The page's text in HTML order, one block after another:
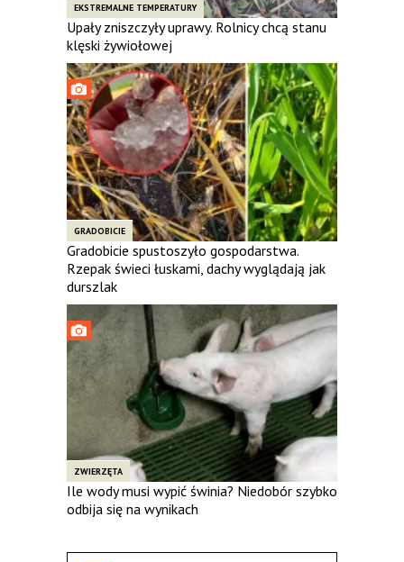
EKSTREMALNE TEMPERATURY
Upały zniszczyły uprawy. Rolnicy chcą stanu
klęski żywiołowej
GRADOBICIE
Gradobicie spustoszyło gospodarstwa.
Rzepak świeci łuskami, dachy wyglądają jak
durszlak
ZWIERZĘTA
Ile wody musi wypić świnia? Niedobór szybko
odbija się na wynikach